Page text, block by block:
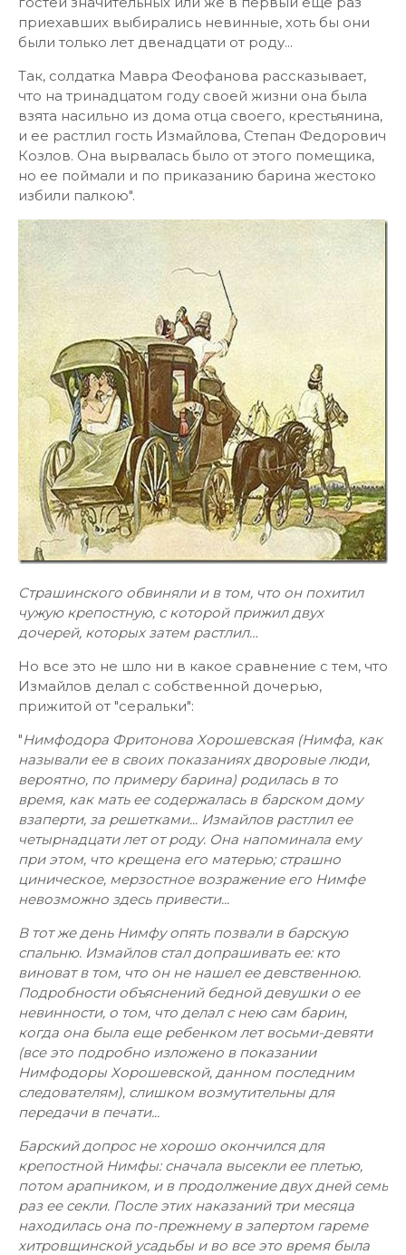
приехавших выбирались невинные, хоть бы они
были только лет двенадцати от роду...
Так, солдатка Мавра Феофанова рассказывает,
что на тринадцатом году своей жизни она была
взята насильно из дома отца своего, крестьянина,
и ее растлил гость Измайлова, Степан Федорович
Козлов. Она вырвалась было от этого помещика,
но ее поймали и по приказанию барина жестоко
избили палкою".
Страшинского обвиняли и в том, что он похитил
чужую крепостную, с которой прижил двух
дочерей, которых затем растлил…
Но все это не шло ни в какое сравнение с тем, что
Измайлов делал с собственной дочерью,
прижитой от "серальки":
"Нимфодора Фритонова Хорошевская (Нимфа, как
называли ее в своих показаниях дворовые люди,
вероятно, по примеру барина) родилась в то
время, как мать ее содержалась в барском дому
взаперти, за решетками... Измайлов растлил ее
четырнадцати лет от роду. Она напоминала ему
при этом, что крещена его матерью; страшно
циническое, мерзостное возражение его Нимфе
невозможно здесь привести...
В тот же день Нимфу опять позвали в барскую
спальню. Измайлов стал допрашивать ее: кто
виноват в том, что он не нашел ее девственною.
Подробности объяснений бедной девушки о ее
невинности, о том, что делал с нею сам барин,
когда она была еще ребенком лет восьми-девяти
(все это подробно изложено в показании
Нимфодоры Хорошевской, данном последним
следователям), слишком возмутительны для
передачи в печати...
Барский допрос не хорошо окончился для
крепостной Нимфы: сначала высекли ее плетью,
потом арапником, и в продолжение двух дней семь
раз ее секли. После этих наказаний три месяца
находилась она по-прежнему в запертом гареме
хитровщинской усадьбы и во все это время была